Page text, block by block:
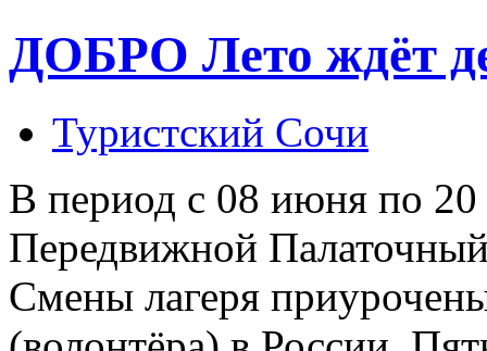
ДОБРО Лето ждёт
Туристский Сочи
В период с 08 июня по 20
Передвижной
Смены лагеря